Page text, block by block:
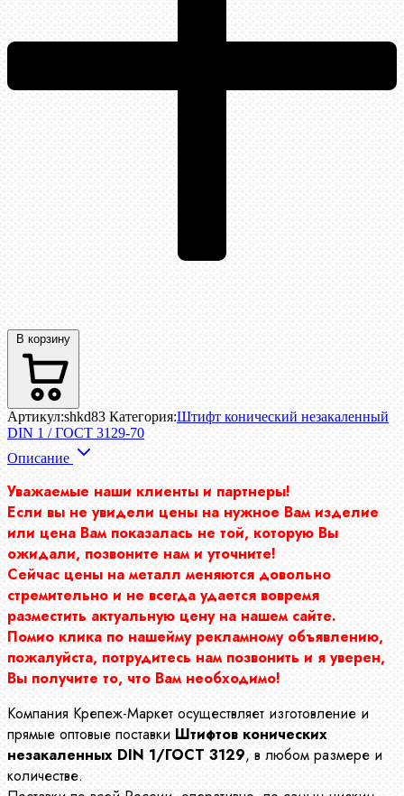
В корзину
Артикул:shkd83 Категория:Штифт конический незакаленный
DIN 1 / ГОСТ 3129-70
Описание
Уважаемые наши клиенты и партнеры!
Если вы не увидели цены на нужное Вам изделие
или цена Вам показалась не той, которую Вы
ожидали, позвоните нам и уточните!
Сейчас цены на металл меняются довольно
стремительно и не всегда удается вовремя
разместить актуальную цену на нашем сайте.
Помио клика по нашейму рекламному объявлению,
пожалуйста, потрудитесь нам позвонить и я уверен,
Вы получите то, что Вам необходимо!
Компания Крепеж-Маркет осуществляет изготовление и
прямые оптовые поставки Штифтов конических
незакаленных DIN 1/ГОСТ 3129, в любом размере и
количестве.